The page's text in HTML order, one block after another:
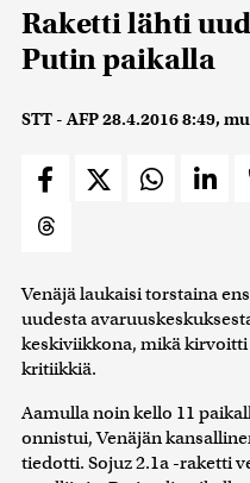
Raketti lähti
Putin paikalla
STT - AFP28.4.2016 8:49,
Venäjä laukaisi torstaina
uudesta
keskiviikkona, mikä
kritiikkiä.
Aamulla noin kello 11
onnistui, Venäjän
tiedotti. Sojuz 2.1a -raketti